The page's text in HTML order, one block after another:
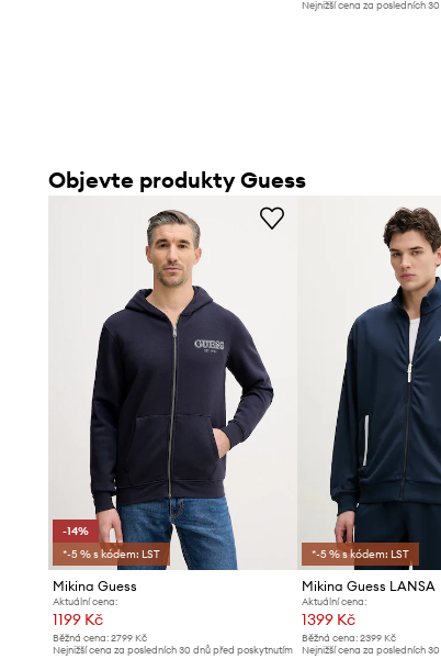
Nejnižší cena za posledních
Objevte produkty Guess
-14%
*-5 % s kódem: LST
Mikina Guess
Aktuální cena:
1199 Kč
Běžná cena: 2799 Kč
Nejnižší cena za posledních 30 dnů před poskytnutím
*-5 % s kódem: LST
Mikina Guess LANSA
Aktuální cena:
1399 Kč
Běžná cena:2399 Kč
Nejnižší cena za posledních